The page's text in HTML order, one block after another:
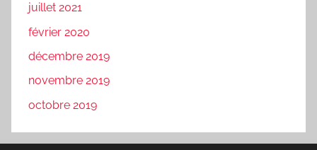
juillet 2021
février 2020
décembre 2019
novembre 2019
octobre 2019